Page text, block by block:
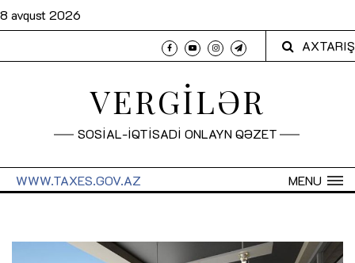
8 avqust 2026
AXTARIŞ
VERGİLƏR
SOSİAL-İQTİSADİ ONLAYN QƏZET
MENU
WWW.TAXES.GOV.AZ